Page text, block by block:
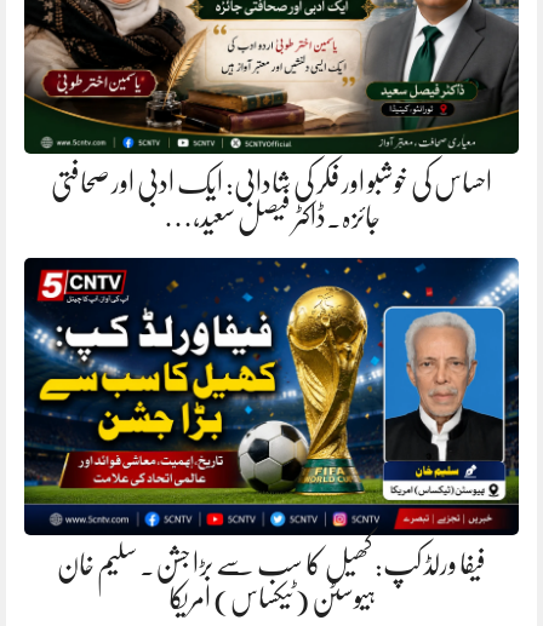
احساس کی خوشبو اور فکر کی شادابی: ایک ادبی اور صحافتی
جائزہ.ڈاکٹر فیصل سعید،…
فیفا ورلڈ کپ: کھیل کا سب سے بڑا جشن. سلیم خان
ہیوسٹن (ٹیکساس) امریکا